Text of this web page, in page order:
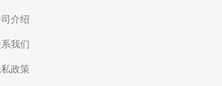
介绍
我们
私政策